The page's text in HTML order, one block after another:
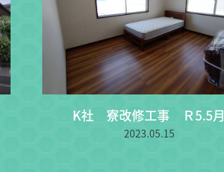
K社 寮改修工事 Ｒ5.5月
2023.05.15